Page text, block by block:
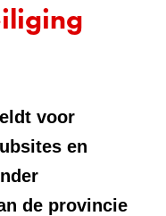
voor
en
de provincie